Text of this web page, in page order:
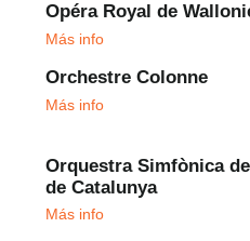
Opéra Royal de
Más info
Orchestre Colonne
Más info
Orquestra Simfònica
de Catalunya
Más info